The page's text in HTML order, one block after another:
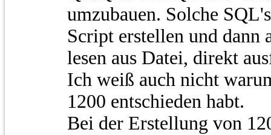
umzubauen. Solche
Script erstellen und
lesen aus Datei, direkt
Ich weiß auch nicht
1200 entschieden habt.
Bei der Erstellung von